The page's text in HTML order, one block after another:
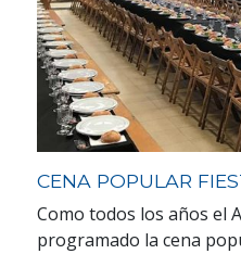
CENA POPULAR
Como todos los años el
programado la cena